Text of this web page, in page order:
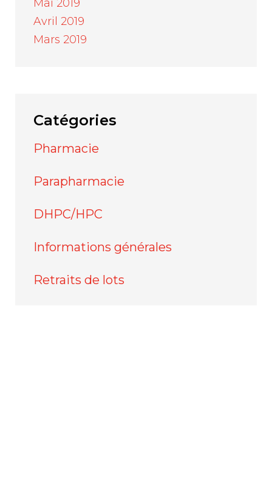
Mai 2019
Avril 2019
Mars 2019
Catégories
Pharmacie
Parapharmacie
DHPC/HPC
Informations générales
Retraits de lots